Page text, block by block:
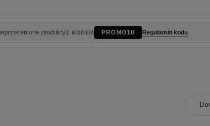
produktyZ KODEM PROMO10 Regulamin kodu